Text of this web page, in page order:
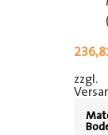
zzgl.